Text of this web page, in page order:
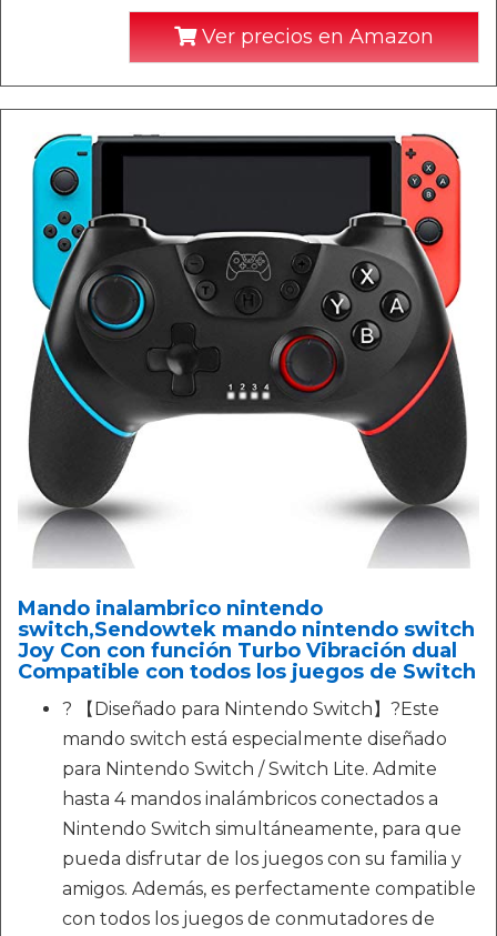
Ver precios en Amazon
Mando inalambrico nintendo
switch,Sendowtek mando nintendo switch
Joy Con con función Turbo Vibración dual
Compatible con todos los juegos de Switch
? 【Diseñado para Nintendo Switch】?Este
mando switch está especialmente diseñado
para Nintendo Switch / Switch Lite. Admite
hasta 4 mandos inalámbricos conectados a
Nintendo Switch simultáneamente, para que
pueda disfrutar de los juegos con su familia y
amigos. Además, es perfectamente compatible
con todos los juegos de conmutadores de